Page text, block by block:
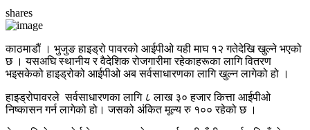
shares
काठमाडौं । भुजुङ हाइड्रो पावरको आईपी‌ओ यही माघ १२ गतेदेखि खुल्ने भएको
छ । यसअघि स्थानीय र वैदेशिक रोजगारीमा रहेकाहरूका लागि वितरण
भइसकेको हाइड्रोको आईपीओ अब सर्वसाधारणका लागि खुल्न लागेको हो ।
हाइड्रोपावरले सर्वसाधारणका लागि ८ लाख ३० हजार कित्ता आईपीओ
निष्कासन गर्न लागेको हो। जसको अंकित मूल्य रु १०० रहेको छ ।